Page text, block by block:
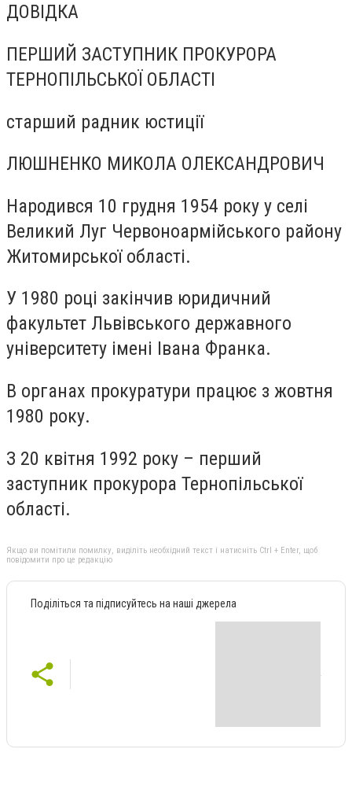
ДОВІДКА
ПЕРШИЙ ЗАСТУПНИК ПРОКУРОРА
ТЕРНОПІЛЬСЬКОЇ ОБЛАСТІ
старший радник юстиції
ЛЮШНЕНКО МИКОЛА ОЛЕКСАНДРОВИЧ
Народився 10 грудня 1954 року у селі
Великий Луг Червоноармійського району
Житомирської області.
У 1980 році закінчив юридичний
факультет Львівського державного
університету імені Івана Франка.
В органах прокуратури працює з жовтня
1980 року.
З 20 квітня 1992 року – перший
заступник прокурора Тернопільської
області.
Якщо ви помітили помилку, виділіть необхідний текст і натисніть Ctrl + Enter, щоб
повідомити про це редакцію
Поділіться та підписуйтесь на наші джерела